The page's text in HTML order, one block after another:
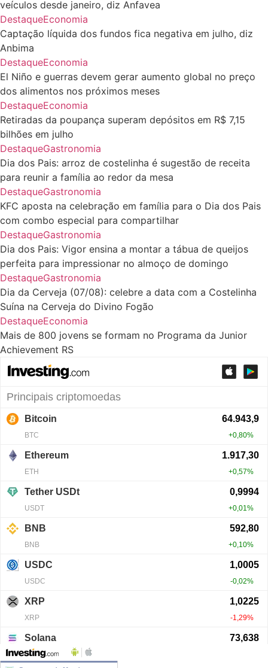
veículos desde janeiro, diz Anfavea
DestaqueEconomia
Captação líquida dos fundos fica negativa em julho, diz
Anbima
DestaqueEconomia
El Niño e guerras devem gerar aumento global no preço
dos alimentos nos próximos meses
DestaqueEconomia
Retiradas da poupança superam depósitos em R$ 7,15
bilhões em julho
DestaqueGastronomia
Dia dos Pais: arroz de costelinha é sugestão de receita
para reunir a família ao redor da mesa
DestaqueGastronomia
KFC aposta na celebração em família para o Dia dos Pais
com combo especial para compartilhar
DestaqueGastronomia
Dia dos Pais: Vigor ensina a montar a tábua de queijos
perfeita para impressionar no almoço de domingo
DestaqueGastronomia
Dia da Cerveja (07/08): celebre a data com a Costelinha
Suína na Cerveja do Divino Fogão
DestaqueEconomia
Mais de 800 jovens se formam no Programa da Junior
Achievement RS